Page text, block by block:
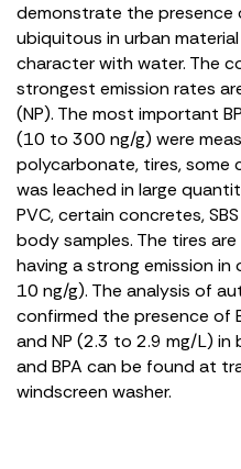
demonstrate the presence
ubiquitous in urban
character with water. The
strongest emission rates
(NP). The most important
(10 to 300 ng/g) were
polycarbonate, tires, some
was leached in large
PVC, certain concretes,
body samples. The tires
having a strong emission
10 ng/g). The analysis of
confirmed the presence of
and NP (2.3 to 2.9 mg/L) in
and BPA can be found at
windscreen washer.